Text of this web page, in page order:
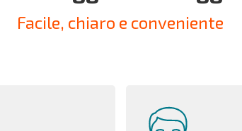
Facile, chiaro e conveniente